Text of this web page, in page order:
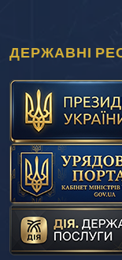
ДЕРЖАВНІ